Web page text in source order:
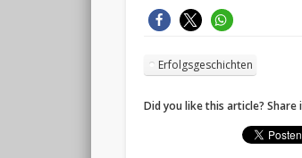
Erfolgsgeschichten
Did you like this article?